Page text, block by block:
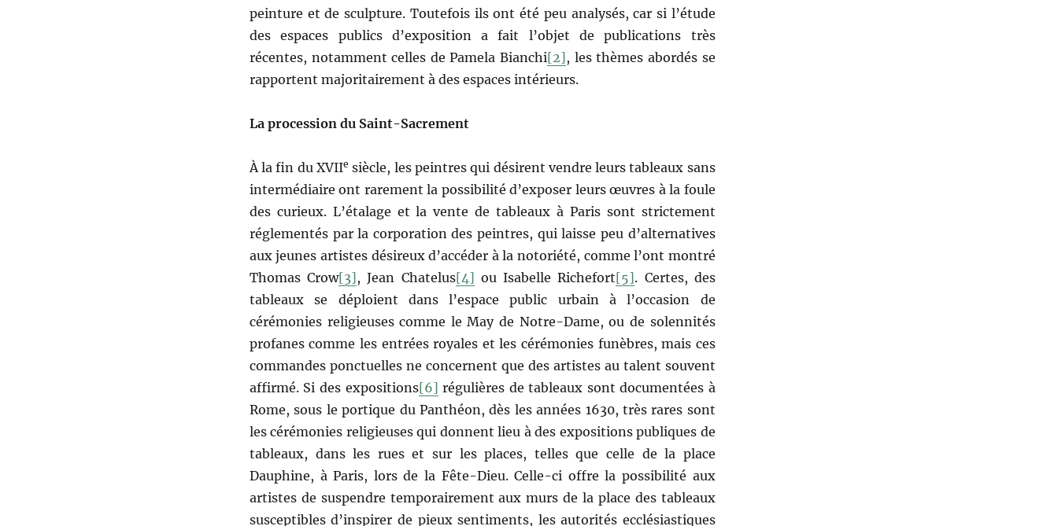
peinture et de sculpture. Toutefois ils ont été peu analysés, car si l’étude
des espaces publics d’exposition a fait l’objet de publications très
récentes, notamment celles de Pamela Bianchi[2], les thèmes abordés se
rapportent majoritairement à des espaces intérieurs.
La procession du Saint-Sacrement
À la fin du XVIIe siècle, les peintres qui désirent vendre leurs tableaux sans
intermédiaire ont rarement la possibilité d’exposer leurs œuvres à la foule
des curieux. L’étalage et la vente de tableaux à Paris sont strictement
réglementés par la corporation des peintres, qui laisse peu d’alternatives
aux jeunes artistes désireux d’accéder à la notoriété, comme l’ont montré
Thomas Crow[3], Jean Chatelus[4] ou Isabelle Richefort[5]. Certes, des
tableaux se déploient dans l’espace public urbain à l’occasion de
cérémonies religieuses comme le May de Notre-Dame, ou de solennités
profanes comme les entrées royales et les cérémonies funèbres, mais ces
commandes ponctuelles ne concernent que des artistes au talent souvent
affirmé. Si des expositions[6] régulières de tableaux sont documentées à
Rome, sous le portique du Panthéon, dès les années 1630, très rares sont
les cérémonies religieuses qui donnent lieu à des expositions publiques de
tableaux, dans les rues et sur les places, telles que celle de la place
Dauphine, à Paris, lors de la Fête-Dieu. Celle-ci offre la possibilité aux
artistes de suspendre temporairement aux murs de la place des tableaux
susceptibles d’inspirer de pieux sentiments, les autorités ecclésiastiques